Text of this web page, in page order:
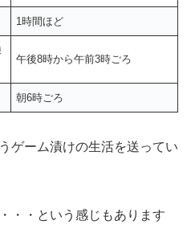
1時間ほど
午後8時から午前3時ごろ
朝6時ごろ
ゲーム漬けの生活を送ってい
・・という感じもあります